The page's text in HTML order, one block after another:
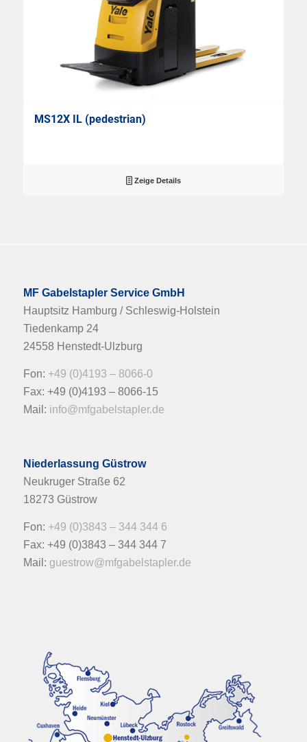
MS12X IL (pedestrian)
Zeige Details
MF Gabelstapler Service GmbH
Hauptsitz Hamburg / Schleswig-Holstein
Tiedenkamp 24
24558 Henstedt-Ulzburg
Fon: +49 (0)4193 – 8066-0
Fax: +49 (0)4193 – 8066-15
Mail: info@mfgabelstapler.de
Niederlassung Güstrow
Neukruger Straße 62
18273 Güstrow
Fon: +49 (0)3843 – 344 344 6
Fax: +49 (0)3843 – 344 344 7
Mail: guestrow@mfgabelstapler.de